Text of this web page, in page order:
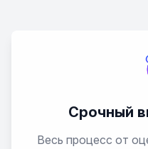
Срочный
Весь процесс от